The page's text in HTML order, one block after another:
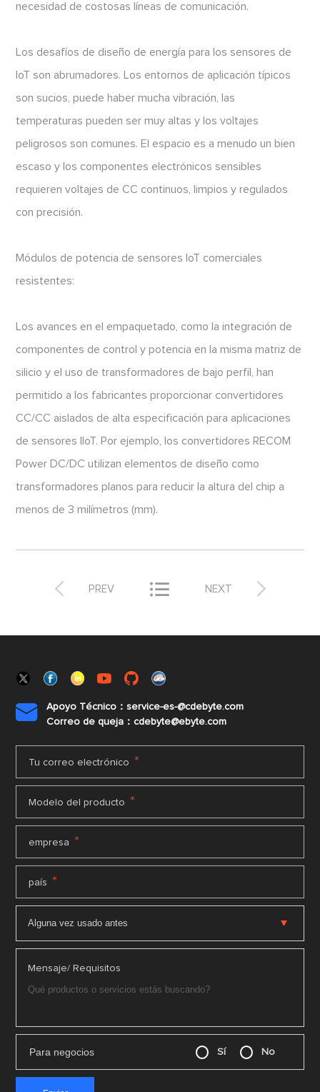
necesidad de costosas líneas de comunicación.
Los desafíos de diseño de energía para los sensores de
IoT son abrumadores. Los entornos de aplicación típicos
son sucios, puede haber mucha vibración, las
temperaturas pueden ser muy altas y los voltajes
peligrosos son comunes. El espacio es a menudo un bien
escaso y los componentes electrónicos sensibles
requieren voltajes de CC continuos, limpios y regulados
con precisión.
Módulos de potencia de sensores IoT comerciales
resistentes:
Los avances en el empaquetado, como la integración de
componentes de control y potencia en la misma matriz de
silicio y el uso de transformadores de bajo perfil, han
permitido a los fabricantes proporcionar convertidores
CC/CC aislados de alta especificación para aplicaciones
de sensores IIoT. Por ejemplo, los convertidores RECOM
Power DC/DC utilizan elementos de diseño como
transformadores planos para reducir la altura del chip a
menos de 3 milímetros (mm).
 PREV  
NEXT

Apoyo Técnico：service-es-@cdebyte.com
Correo de queja：cdebyte@ebyte.com
Tu correo electrónico *
Modelo del producto *
empresa *
país *
Mensaje/ Requisitos
Para negocios Sí No